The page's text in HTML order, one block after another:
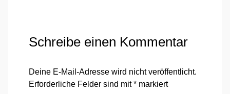
Schreibe einen Kommentar
Deine E-Mail-Adresse wird nicht veröffentlicht.
Erforderliche Felder sind mit* markiert